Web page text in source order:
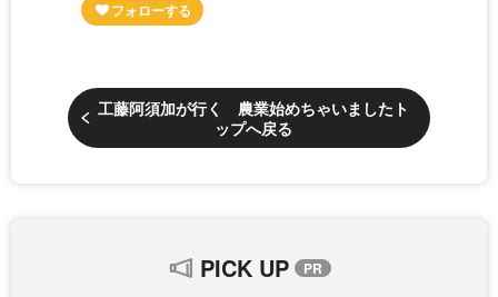
工藤阿須加が行く 農業始めちゃいましたト
ップへ戻る
PICK UP